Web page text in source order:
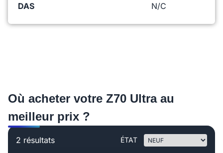
DAS N/C
Où acheter votre Z70 Ultra au
meilleur prix ?
2 résultats ÉTAT